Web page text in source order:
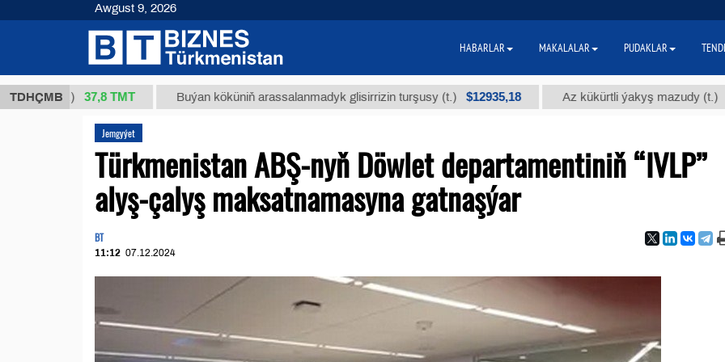
TDHÇMB
(kg.) 37,8 ТМТ Buýan köküniň arassalanmadyk glisirrizin turşusy (t.) $12935,18 Az kükürtli ýakyş mazudy (t.) $300
Jemgyýet
Türkmenistan ABŞ-nyň Döwlet departamentiniň “IVLP”
alyş-çalyş maksatnamasyna gatnaşýar
BT
11:12 07.12.2024
Awgust 9, 2026
HABARLAR MAKALALAR PUDAKLAR